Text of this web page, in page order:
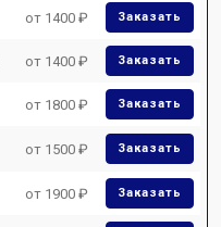
от 1400 ₽ Заказать
от 1400 ₽ Заказать
от 1800 ₽ Заказать
от 1500 ₽ Заказать
от 1900 ₽ Заказать